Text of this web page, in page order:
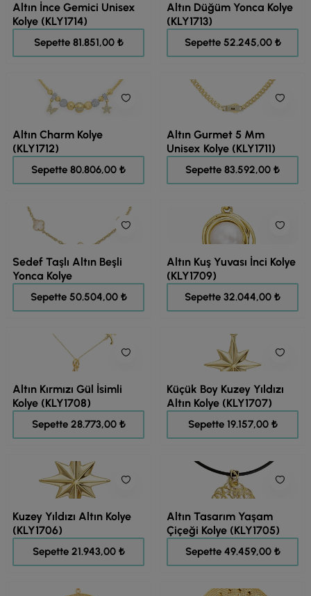
Altın İnce Gemici Unisex
Kolye (KLY1714)
Sepette 81.851,00 ₺
Altın Düğüm Yonca Kolye
(KLY1713)
Sepette 52.245,00 ₺
Altın Charm Kolye
(KLY1712)
Sepette 80.806,00 ₺
Altın Gurmet 5 Mm
Unisex Kolye (KLY1711)
Sepette 83.592,00 ₺
Sedef Taşlı Altın Beşli
Yonca Kolye
Sepette 50.504,00 ₺
Altın Kuş Yuvası İnci Kolye
(KLY1709)
Sepette 32.044,00 ₺
Altın Kırmızı Gül İsimli
Kolye (KLY1708)
Sepette 28.773,00 ₺
Küçük Boy Kuzey Yıldızı
Altın Kolye (KLY1707)
Sepette 19.157,00 ₺
Kuzey Yıldızı Altın Kolye
(KLY1706)
Sepette 21.943,00 ₺
Altın Tasarım Yaşam
Çiçeği Kolye (KLY1705)
Sepette 49.459,00 ₺